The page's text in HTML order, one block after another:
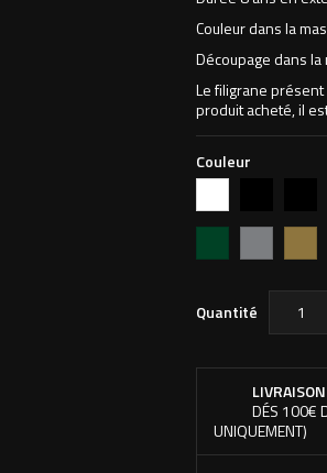
Couleur dans la
Découpage dans
Le filigrane
produit acheté, il
Couleur
Blanc
702M
forêt
Quantité
DÉS 100€
UNIQUEMENT)